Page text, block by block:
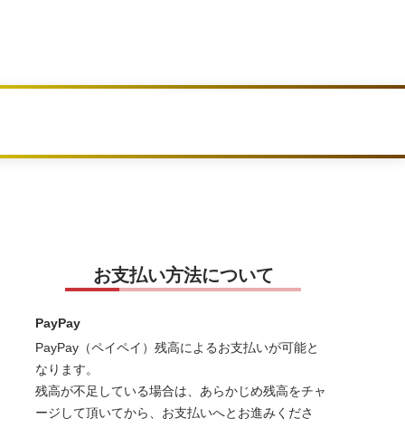
お支払い方法について
PayPay
PayPay（ペイペイ）残高によるお支払いが可能と
なります。
残高が不足している場合は、あらかじめ残高をチャ
ージして頂いてから、お支払いへとお進みくださ